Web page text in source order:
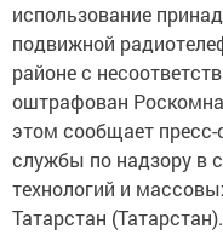
использование
подвижной
районе с
оштрафован
этом сообщает
службы по надзору в
технологий и
Татарстан (Татарстан).